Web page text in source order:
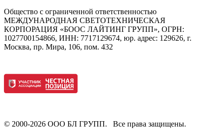
Общество с ограниченной ответственностью
МЕЖДУНАРОДНАЯ СВЕТОТЕХНИЧЕСКАЯ
КОРПОРАЦИЯ «БООС ЛАЙТИНГ ГРУПП», ОГРН:
1027700154866, ИНН: 7717129674, юр. адрес: 129626, г.
Москва, пр. Мира, 106, пом. 432
© 2000-2026 ООО БЛ ГРУПП. Все права защищены.